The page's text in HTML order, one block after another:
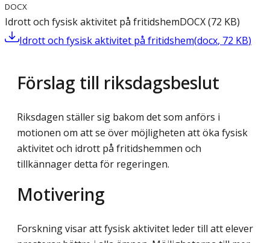
DOCX
Idrott och fysisk aktivitet på fritidshemDOCX(72 KB)
Idrott och fysisk aktivitet på fritidshem(docx, 72 KB)
Förslag till riksdagsbeslut
Riksdagen ställer sig bakom det som anförs i
motionen om att se över möjligheten att öka fysisk
aktivitet och idrott på fritidshemmen och
tillkännager detta för regeringen.
Motivering
Forskning visar att fysisk aktivitet leder till att elever